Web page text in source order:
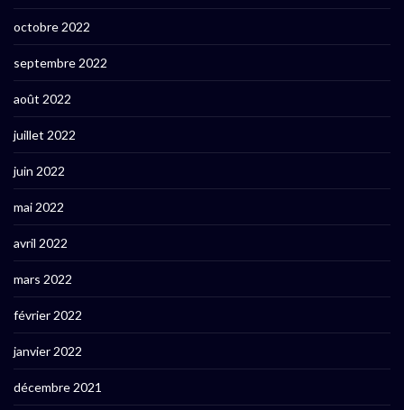
octobre 2022
septembre 2022
août 2022
juillet 2022
juin 2022
mai 2022
avril 2022
mars 2022
février 2022
janvier 2022
décembre 2021